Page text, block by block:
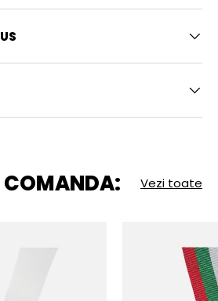
Vezi toate